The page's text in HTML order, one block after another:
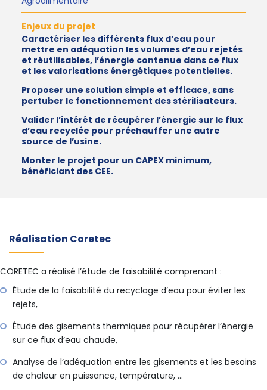
Enjeux du projet
Caractériser les différents flux d’eau pour
mettre en adéquation les volumes d’eau rejetés
et réutilisables, l’énergie contenue dans ce flux
et les valorisations énergétiques potentielles.
Proposer une solution simple et efficace, sans
pertuber le fonctionnement des stérilisateurs.
Valider l’intérêt de récupérer l’énergie sur le flux
d’eau recyclée pour préchauffer une autre
source de l’usine.
Monter le projet pour un CAPEX minimum,
bénéficiant des CEE.
Réalisation Coretec
CORETEC a réalisé l’étude de faisabilité comprenant :
Étude de la faisabilité du recyclage d’eau pour éviter les
rejets,
Étude des gisements thermiques pour récupérer l’énergie
sur ce flux d’eau chaude,
Analyse de l’adéquation entre les gisements et les besoins
de chaleur en puissance, température, …